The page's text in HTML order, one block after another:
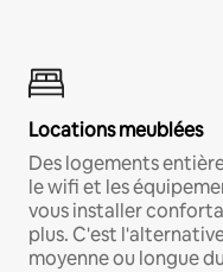
Locations meublées
Des logements
le wifi et les
vous installer
plus. C'est
moyenne ou longue